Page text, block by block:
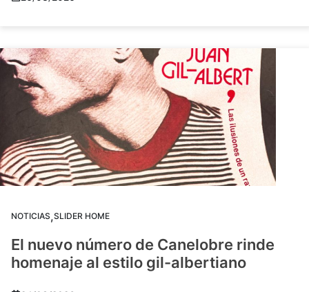
NOTICIAS,SLIDER HOME
El nuevo número de Canelobre rinde
homenaje al estilo gil-albertiano